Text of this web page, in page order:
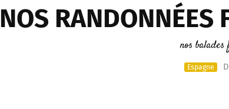
NOS RANDONNÉES
nos
Espagne